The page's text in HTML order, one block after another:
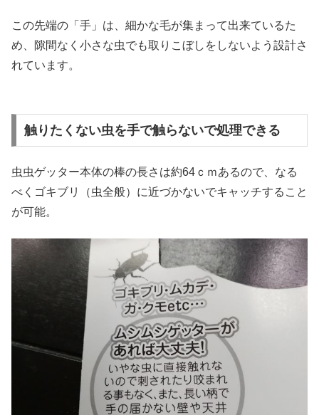
この先端の「手」は、細かな毛が集まって出来ているた
め、隙間なく小さな虫でも取りこぼしをしないよう設計さ
れています。
触りたくない虫を手で触らないで処理できる
虫虫ゲッター本体の棒の長さは約64ｃｍあるので、なる
べくゴキブリ（虫全般）に近づかないでキャッチすること
が可能。